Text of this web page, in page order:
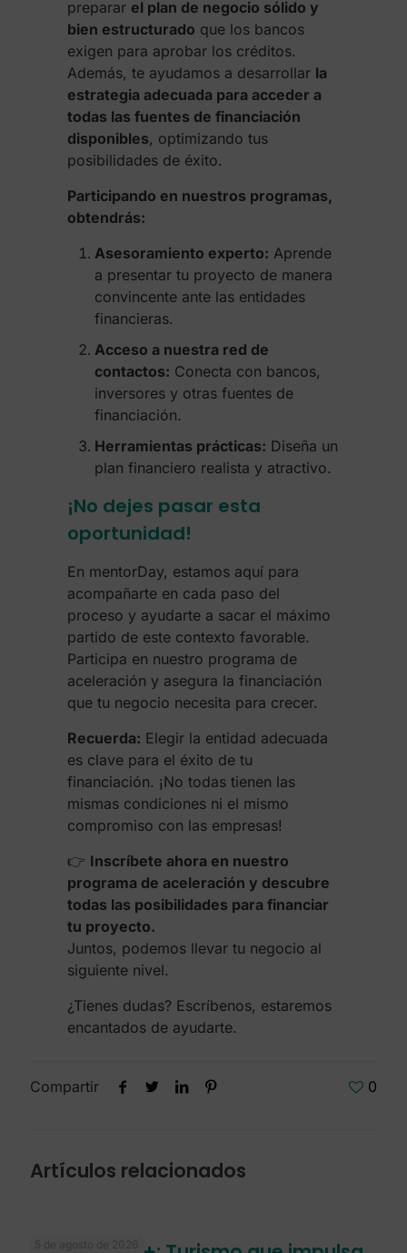
preparar el plan de negocio sólido y
bien estructurado que los bancos
exigen para aprobar los créditos.
Además, te ayudamos a desarrollar la
estrategia adecuada para acceder a
todas las fuentes de financiación
disponibles, optimizando tus
posibilidades de éxito.
Participando en nuestros programas,
obtendrás:
Asesoramiento experto: Aprende
a presentar tu proyecto de manera
convincente ante las entidades
financieras.
Acceso a nuestra red de
contactos: Conecta con bancos,
inversores y otras fuentes de
financiación.
Herramientas prácticas: Diseña un
plan financiero realista y atractivo.
¡No dejes pasar esta
oportunidad!
En mentorDay, estamos aquí para
acompañarte en cada paso del
proceso y ayudarte a sacar el máximo
partido de este contexto favorable.
Participa en nuestro programa de
aceleración y asegura la financiación
que tu negocio necesita para crecer.
Recuerda: Elegir la entidad adecuada
es clave para el éxito de tu
financiación. ¡No todas tienen las
mismas condiciones ni el mismo
compromiso con las empresas!
👉 Inscríbete ahora en nuestro
programa de aceleración y descubre
todas las posibilidades para financiar
tu proyecto.
Juntos, podemos llevar tu negocio al
siguiente nivel.
¿Tienes dudas? Escríbenos, estaremos
encantados de ayudarte.
Compartir 0
Artículos relacionados
5 de agosto de 2026